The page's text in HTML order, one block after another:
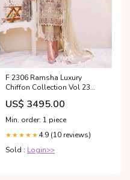
F 2306 Ramsha Luxury
Chiffon Collection Vol 23
Category_AlKarimFabric/Discounts/
US$ 3495.00
Min. order: 1 piece
★★★★★ 4.9 (10 reviews)
Sold : Login>>